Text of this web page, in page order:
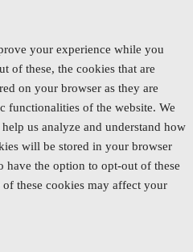
your experience while you
of these, the cookies that are
on your browser as they are
functionalities of the website. We
us analyze and understand how
will be stored in your browser
have the option to opt-out of these
these cookies may affect your